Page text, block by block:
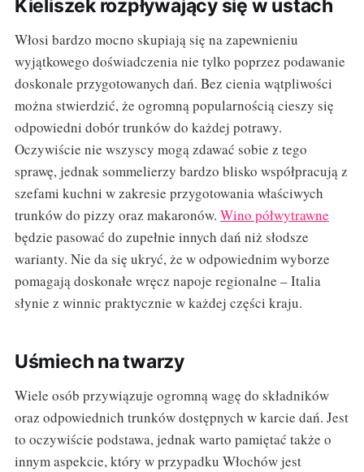
Kieliszek rozpływający się w ustach
Włosi bardzo mocno skupiają się na zapewnieniu
wyjątkowego doświadczenia nie tylko poprzez podawanie
doskonale przygotowanych dań. Bez cienia wątpliwości
można stwierdzić, że ogromną popularnością cieszy się
odpowiedni dobór trunków do każdej potrawy.
Oczywiście nie wszyscy mogą zdawać sobie z tego
sprawę, jednak sommelierzy bardzo blisko współpracują z
szefami kuchni w zakresie przygotowania właściwych
trunków do pizzy oraz makaronów. Wino półwytrawne
będzie pasować do zupełnie innych dań niż słodsze
warianty. Nie da się ukryć, że w odpowiednim wyborze
pomagają doskonałe wręcz napoje regionalne – Italia
słynie z winnic praktycznie w każdej części kraju.
Uśmiech na twarzy
Wiele osób przywiązuje ogromną wagę do składników
oraz odpowiednich trunków dostępnych w karcie dań. Jest
to oczywiście podstawa, jednak warto pamiętać także o
innym aspekcie, który w przypadku Włochów jest